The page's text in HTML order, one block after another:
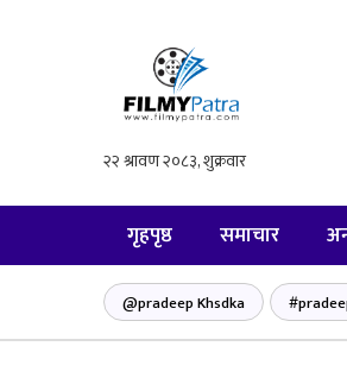
गृहपृष्ठ समाचार
@pradeep Khsdka